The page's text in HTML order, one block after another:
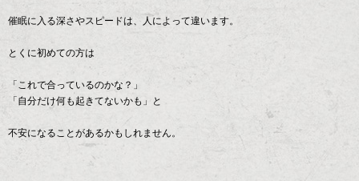
催眠に入る深さやスピードは、人によって違います。
とくに初めての方は
「これで合っているのかな？」
「自分だけ何も起きてないかも」と
不安になることがあるかもしれません。